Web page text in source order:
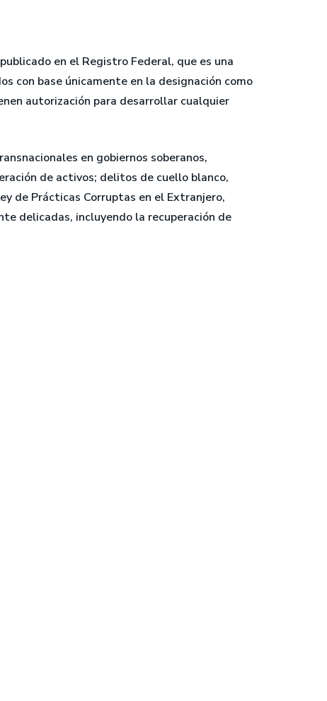
en el Registro Federal, que es una
con base únicamente en la designación como
autorización para desarrollar cualquier
en gobiernos soberanos,
de activos; delitos de cuello blanco,
de Prácticas Corruptas en el Extranjero,
delicadas, incluyendo la recuperación de